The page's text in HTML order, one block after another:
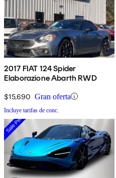
2017 FIAT 124 Spider
Elaborazione Abarth RWD
$15,690 Gran oferta
Incluye tarifas de conc.